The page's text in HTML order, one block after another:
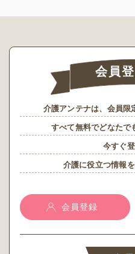
会員
介護アンテナは、会員限
すべて無料でどなたで
今すぐ登
介護に役立つ情報
会員登録